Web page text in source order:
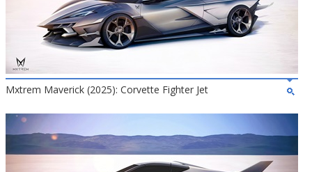
Mxtrem Maverick (2025): Corvette Fighter Jet